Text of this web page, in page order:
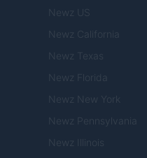
Newz US
Newz California
Newz Texas
Newz Florida
Newz New York
Newz Pennsylvania
Newz Illinois